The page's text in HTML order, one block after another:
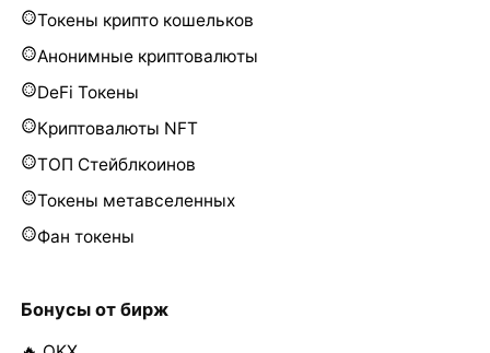
Токены крипто кошельков
Анонимные криптовалюты
DeFi Токены
Криптовалюты NFT
ТОП Стейблкоинов
Токены метавселенных
Фан токены
Бонусы от бирж